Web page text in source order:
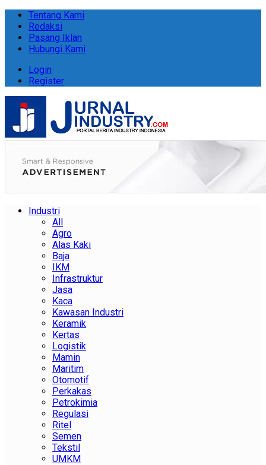
Tentang Kami
Redaksi
Pasang Iklan
Hubungi Kami
Login
Register
Industri
All
Agro
Alas Kaki
Baja
IKM
Infrastruktur
Jasa
Kaca
Kawasan Industri
Keramik
Kertas
Logistik
Mamin
Maritim
Otomotif
Perkakas
Petrokimia
Regulasi
Ritel
Semen
Tekstil
UMKM